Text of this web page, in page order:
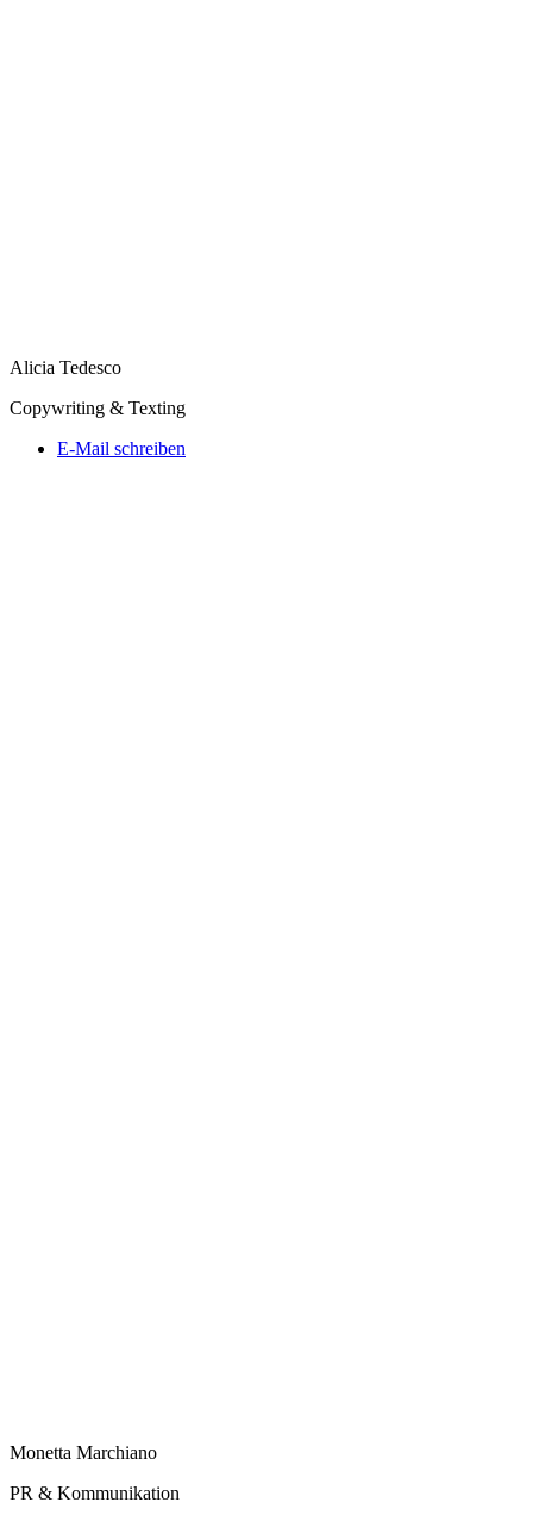
Alicia Tedesco
Copywriting & Texting
E-Mail schreiben
Monetta Marchiano
PR & Kommunikation